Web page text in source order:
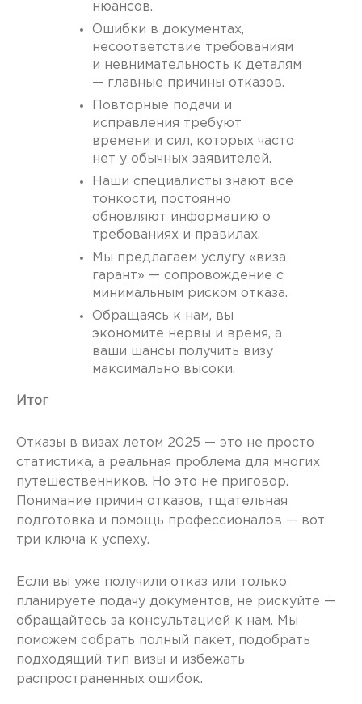
нюансов.
Ошибки в документах,
несоответствие требованиям
и невнимательность к деталям
— главные причины отказов.
Повторные подачи и
исправления требуют
времени и сил, которых часто
нет у обычных заявителей.
Наши специалисты знают все
тонкости, постоянно
обновляют информацию о
требованиях и правилах.
Мы предлагаем услугу «виза
гарант» — сопровождение с
минимальным риском отказа.
Обращаясь к нам, вы
экономите нервы и время, а
ваши шансы получить визу
максимально высоки.
Итог
Отказы в визах летом 2025 — это не просто
статистика, а реальная проблема для многих
путешественников. Но это не приговор.
Понимание причин отказов, тщательная
подготовка и помощь профессионалов — вот
три ключа к успеху.
Если вы уже получили отказ или только
планируете подачу документов, не рискуйте —
обращайтесь за консультацией к нам. Мы
поможем собрать полный пакет, подобрать
подходящий тип визы и избежать
распространенных ошибок.